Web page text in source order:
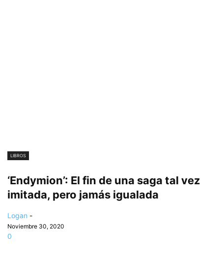
LIBROS
‘Endymion’: El fin de una saga tal vez
imitada, pero jamás igualada
Logan -
Noviembre 30, 2020
0